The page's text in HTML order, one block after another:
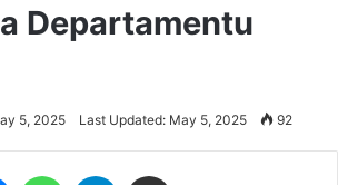
Departamentu
5, 2025 Last Updated: May 5, 2025 92